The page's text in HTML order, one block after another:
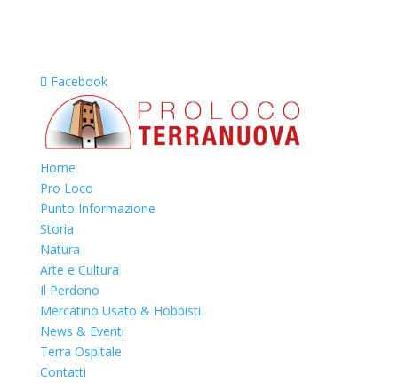
Facebook
Home
Pro Loco
Punto Informazione
Storia
Natura
Arte e Cultura
Il Perdono
Mercatino Usato & Hobbisti
News & Eventi
Terra Ospitale
Contatti